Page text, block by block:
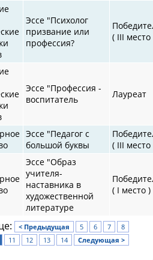
Эссе "Психолог
призвание или
профессия?
( III место
Эссе "Профессия -
воспитатель
Лауреат
Эссе "Педагог с
большой буквы
( III место
Эссе "Образ
учителя-
наставника в
художественной
литературе
( I место )
< Предыдущая 5 6 7
8
11 12 13 14 Следующая >